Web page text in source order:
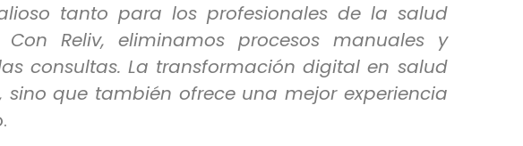
tanto para los profesionales de la salud
Reliv, eliminamos procesos manuales y
consultas. La transformación digital en salud
que también ofrece una mejor experiencia